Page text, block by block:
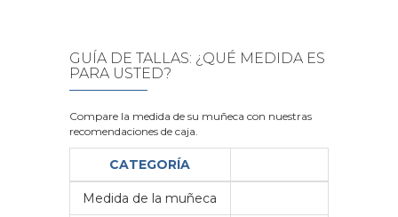
GUÍA DE TALLAS: ¿QUÉ MEDIDA ES
PARA USTED?
Compare la medida de su muñeca con nuestras
recomendaciones de caja.
CATEGORÍA
Medida de la muñeca